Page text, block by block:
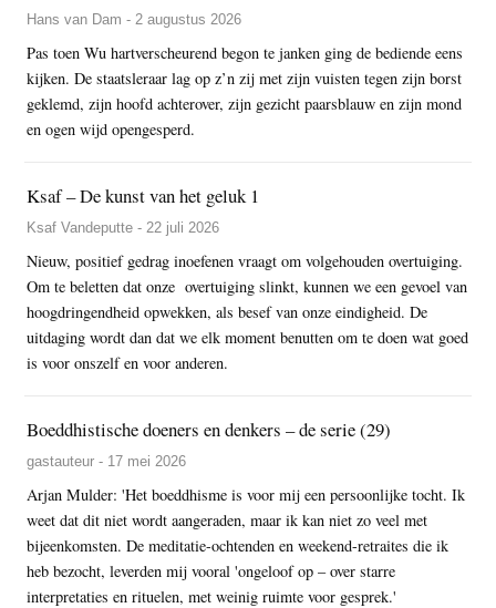
Hans van Dam - 2 augustus 2026
Pas toen Wu hartverscheurend begon te janken ging de bediende eens
kijken. De staatsleraar lag op z’n zij met zijn vuisten tegen zijn borst
geklemd, zijn hoofd achterover, zijn gezicht paarsblauw en zijn mond
en ogen wijd opengesperd.
Ksaf – De kunst van het geluk 1
Ksaf Vandeputte - 22 juli 2026
Nieuw, positief gedrag inoefenen vraagt om volgehouden overtuiging.
Om te beletten dat onze overtuiging slinkt, kunnen we een gevoel van
hoogdringendheid opwekken, als besef van onze eindigheid. De
uitdaging wordt dan dat we elk moment benutten om te doen wat goed
is voor onszelf en voor anderen.
Boeddhistische doeners en denkers – de serie (29)
gastauteur - 17 mei 2026
Arjan Mulder: 'Het boeddhisme is voor mij een persoonlijke tocht. Ik
weet dat dit niet wordt aangeraden, maar ik kan niet zo veel met
bijeenkomsten. De meditatie-ochtenden en weekend-retraites die ik
heb bezocht, leverden mij vooral 'ongeloof op – over starre
interpretaties en rituelen, met weinig ruimte voor gesprek.'